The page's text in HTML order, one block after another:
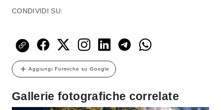
CONDIVIDI SU:
Aggiungi Formiche su Google
Gallerie fotografiche correlate